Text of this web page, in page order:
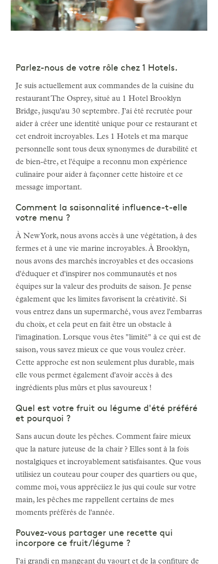
Parlez-nous de votre rôle chez 1 Hotels.
Je suis actuellement aux commandes de la cuisine du
restaurant The Osprey, situé au 1 Hotel Brooklyn
Bridge, jusqu'au 30 septembre. J'ai été recrutée pour
aider à créer une identité unique pour ce restaurant et
cet endroit incroyables. Les 1 Hotels et ma marque
personnelle sont tous deux synonymes de durabilité et
de bien-être, et l'équipe a reconnu mon expérience
culinaire pour aider à façonner cette histoire et ce
message important.
Comment la saisonnalité influence-t-elle
votre menu ?
À New York, nous avons accès à une végétation, à des
fermes et à une vie marine incroyables. À Brooklyn,
nous avons des marchés incroyables et des occasions
d'éduquer et d'inspirer nos communautés et nos
équipes sur la valeur des produits de saison. Je pense
également que les limites favorisent la créativité. Si
vous entrez dans un supermarché, vous avez l'embarras
du choix, et cela peut en fait être un obstacle à
l'imagination. Lorsque vous êtes "limité" à ce qui est de
saison, vous savez mieux ce que vous voulez créer.
Cette approche est non seulement plus durable, mais
elle vous permet également d'avoir accès à des
ingrédients plus mûrs et plus savoureux !
Quel est votre fruit ou légume d'été préféré
et pourquoi ?
Sans aucun doute les pêches. Comment faire mieux
que la nature juteuse de la chair ? Elles sont à la fois
nostalgiques et incroyablement satisfaisantes. Que vous
utilisiez un couteau pour couper des quartiers ou que,
comme moi, vous appréciiez le jus qui coule sur votre
main, les pêches me rappellent certains de mes
moments préférés de l'année.
Pouvez-vous partager une recette qui
incorpore ce fruit/légume ?
J'ai grandi en mangeant du yaourt et de la confiture de